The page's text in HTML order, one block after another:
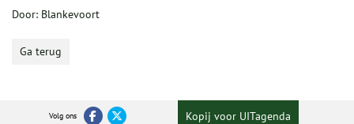
Door: Blankevoort
Ga terug
Volg ons Kopij voor UITagenda